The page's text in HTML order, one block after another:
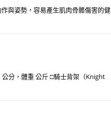
與姿勢，容易產生肌肉骨骼傷害的健
公分，體重 公斤 □騎士背架（Knight